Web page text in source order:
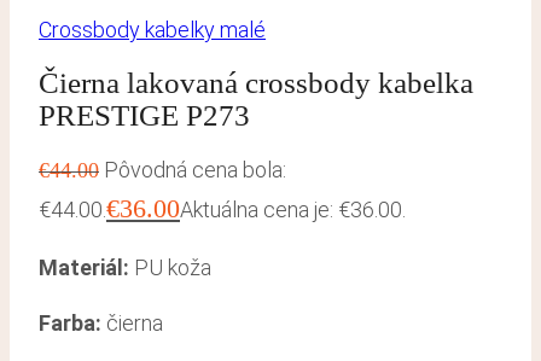
Crossbody kabelky malé
Čierna lakovaná crossbody kabelka
PRESTIGE P273
€44.00 Pôvodná cena bola:
€44.00.€36.00Aktuálna cena je: €36.00.
Materiál: PU koža
Farba: čierna